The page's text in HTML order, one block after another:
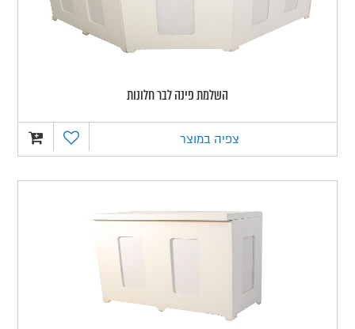
השלמת פינה לבר חלונות
צפיה במוצר